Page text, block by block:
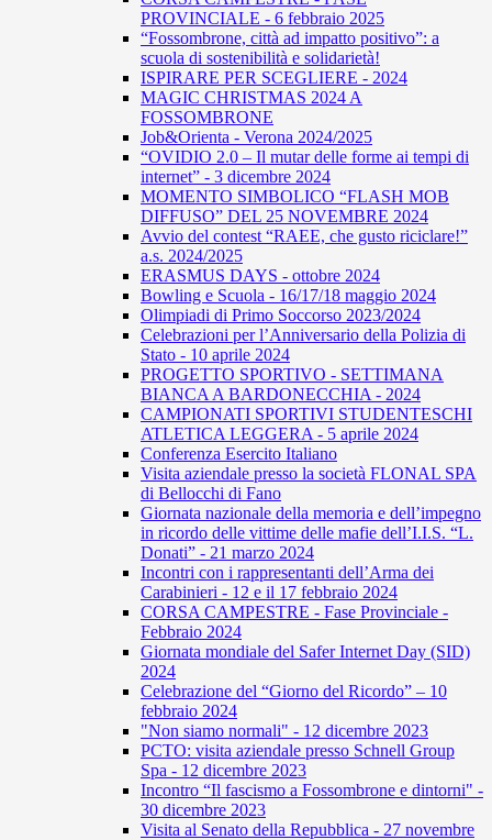
PROVINCIALE - 6 febbraio 2025
“Fossombrone, città ad impatto positivo”: a
scuola di sostenibilità e solidarietà!
ISPIRARE PER SCEGLIERE - 2024
MAGIC CHRISTMAS 2024 A
FOSSOMBRONE
Job&Orienta - Verona 2024/2025
“OVIDIO 2.0 – Il mutar delle forme ai tempi di
internet” - 3 dicembre 2024
MOMENTO SIMBOLICO “FLASH MOB
DIFFUSO” DEL 25 NOVEMBRE 2024
Avvio del contest “RAEE, che gusto riciclare!”
a.s. 2024/2025
ERASMUS DAYS - ottobre 2024
Bowling e Scuola - 16/17/18 maggio 2024
Olimpiadi di Primo Soccorso 2023/2024
Celebrazioni per l’Anniversario della Polizia di
Stato - 10 aprile 2024
PROGETTO SPORTIVO - SETTIMANA
BIANCA A BARDONECCHIA - 2024
CAMPIONATI SPORTIVI STUDENTESCHI
ATLETICA LEGGERA - 5 aprile 2024
Conferenza Esercito Italiano
Visita aziendale presso la società FLONAL SPA
di Bellocchi di Fano
Giornata nazionale della memoria e dell’impegno
in ricordo delle vittime delle mafie dell’I.I.S. “L.
Donati” - 21 marzo 2024
Incontri con i rappresentanti dell’Arma dei
Carabinieri - 12 e il 17 febbraio 2024
CORSA CAMPESTRE - Fase Provinciale -
Febbraio 2024
Giornata mondiale del Safer Internet Day (SID)
2024
Celebrazione del “Giorno del Ricordo” – 10
febbraio 2024
"Non siamo normali" - 12 dicembre 2023
PCTO: visita aziendale presso Schnell Group
Spa - 12 dicembre 2023
Incontro “Il fascismo a Fossombrone e dintorni" -
30 dicembre 2023
Visita al Senato della Repubblica - 27 novembre